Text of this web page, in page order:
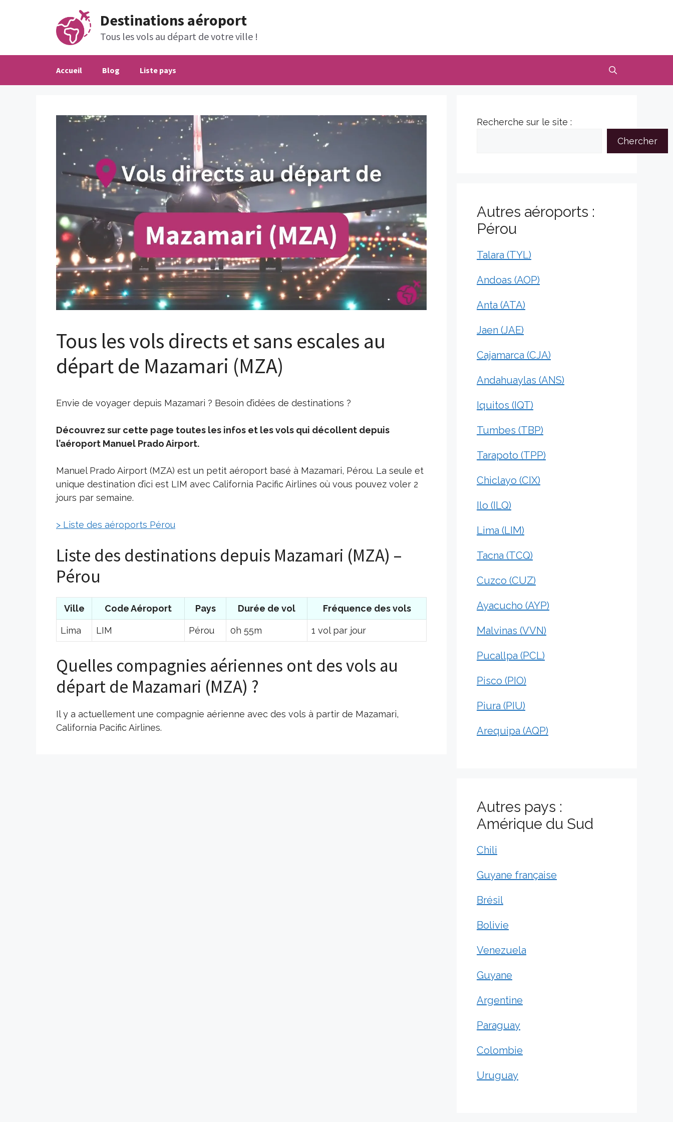
Destinations aéroport
Tous les vols au départ de votre ville !
Accueil Blog Liste pays
Tous les vols directs et sans escales au
départ de Mazamari (MZA)
Envie de voyager depuis Mazamari ? Besoin d’idées de destinations ?
Découvrez sur cette page toutes les infos et les vols qui décollent depuis
l’aéroport Manuel Prado Airport.
Manuel Prado Airport (MZA) est un petit aéroport basé à Mazamari, Pérou. La seule et
unique destination d’ici est LIM avec California Pacific Airlines où vous pouvez voler 2
jours par semaine.
> Liste des aéroports Pérou
Liste des destinations depuis Mazamari (MZA) –
Pérou
Ville Code Aéroport Pays Durée de vol Fréquence des vols
Lima LIM Pérou 0h 55m 1 vol par jour
Quelles compagnies aériennes ont des vols au
départ de Mazamari (MZA) ?
Il y a actuellement une compagnie aérienne avec des vols à partir de Mazamari,
California Pacific Airlines.
Recherche sur le site :
Chercher
Autres aéroports :
Pérou
Talara (TYL)
Andoas (AOP)
Anta (ATA)
Jaen (JAE)
Cajamarca (CJA)
Andahuaylas (ANS)
Iquitos (IQT)
Tumbes (TBP)
Tarapoto (TPP)
Chiclayo (CIX)
Ilo (ILQ)
Lima (LIM)
Tacna (TCQ)
Cuzco (CUZ)
Ayacucho (AYP)
Malvinas (VVN)
Pucallpa (PCL)
Pisco (PIO)
Piura (PIU)
Arequipa (AQP)
Autres pays :
Amérique du Sud
Chili
Guyane française
Brésil
Bolivie
Venezuela
Guyane
Argentine
Paraguay
Colombie
Uruguay